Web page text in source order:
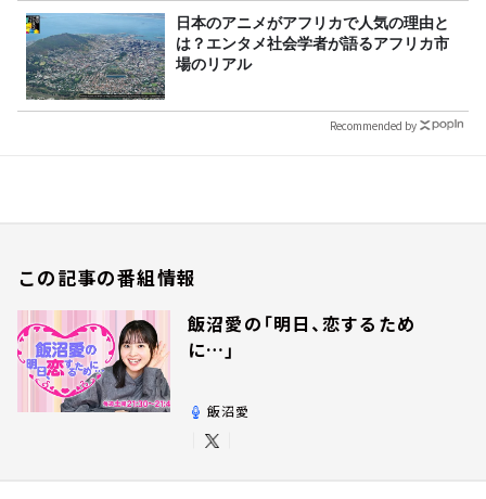
日本のアニメがアフリカで人気の理由と
は？エンタメ社会学者が語るアフリカ市
場のリアル
Recommended by
この記事の番組情報
飯沼愛の「明日、恋するため
に…」
飯沼愛